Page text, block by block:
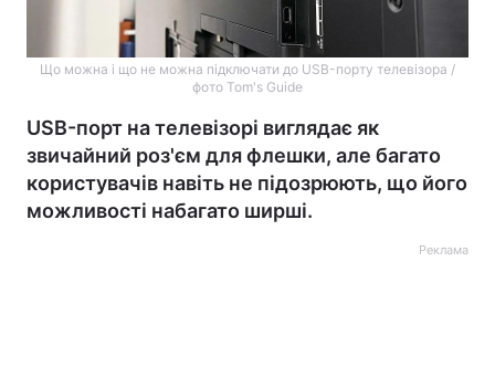
Що можна і що не можна підключати до USB-порту телевізора /
фото Tom's Guide
USB-порт на телевізорі виглядає як
звичайний роз'єм для флешки, але багато
користувачів навіть не підозрюють, що його
можливості набагато ширші.
Реклама